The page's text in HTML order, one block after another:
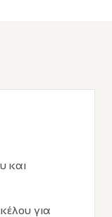
και
για